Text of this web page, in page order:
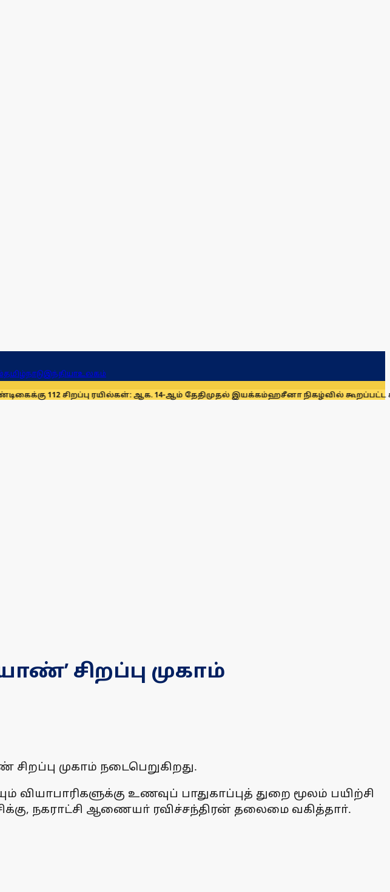
தமிழ்நாடுஇந்தியாஉலகம்
சிறப்பு ரயில்கள்: ஆக. 14-ஆம் தேதிமுதல் இயக்கம்ஹசீனா நிகழ்வில் கூறப்பட்ட
சிறப்பு முகாம்
முகாம் நடைபெறுகிறது.
உணவுப் பாதுகாப்புத் துறை மூலம் பயிற்சி
நகராட்சி ஆணையா் ரவிச்சந்திரன் தலைமை வகித்தாா்.